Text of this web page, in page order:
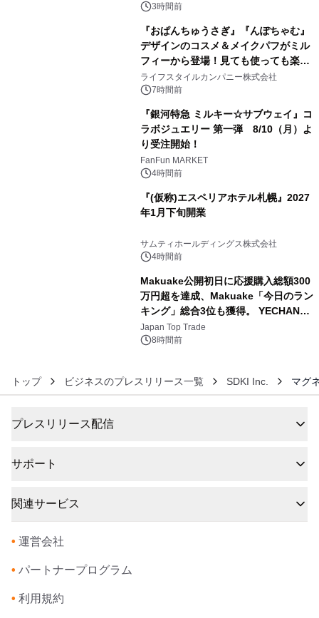
3時間前
『おぱんちゅうさぎ』『んぽちゃむ』
デザインのコスメ＆メイクパフがミル
フィーから登場！見ても使っても楽し
い、ポップでキュートなコレクショ
ン。
ライフスタイルカンパニー株式会社
7時間前
『銀河特急 ミルキー☆サブウェイ』コ
ラボジュエリー 第一弾 8/10（月）よ
り受注開始！
FanFun MARKET
4時間前
『(仮称)エスペリアホテル札幌』2027
年1月下旬開業
サムティホールディングス株式会社
4時間前
Makuake公開初日に応援購入総額300
万円超を達成、Makuake「今日のラン
キング」総合3位も獲得。 YECHAN音
浴シンギングボウル第2弾の大型サイ
ズ（XL・2XL・3XL）を先行販売中
Japan Top Trade
8時間前
トップ ビジネスのプレスリリース一覧 SDKI Inc. マグ
プレスリリース配信
サポート
関連サービス
• 運営会社
• パートナープログラム
• 利用規約